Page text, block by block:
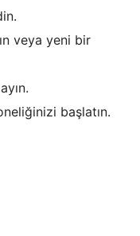
veya yeni bir
başlatın.